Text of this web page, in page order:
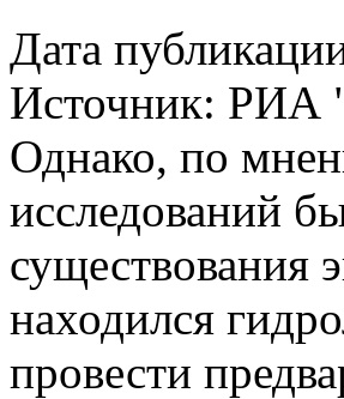
Дата
Источник: РИА
Однако, по
исследований
существования
находился
провести